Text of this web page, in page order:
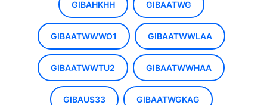
GIBAHKHH GIBAATWG
GIBAATWWWO1 GIBAATWWLAA
GIBAATWWTU2 GIBAATWWHAA
GIBAUS33 GIBAATWGKAG